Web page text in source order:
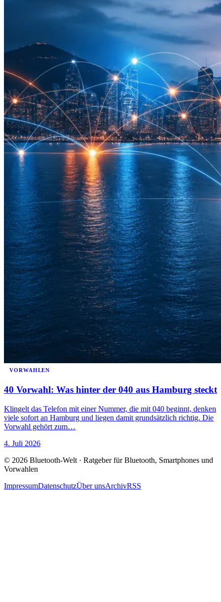
VORWAHLEN
40 Vorwahl: Was hinter der 040 aus Hamburg steckt
Klingelt das Telefon mit einer Nummer, die mit 040 beginnt, denken
viele sofort an Hamburg und liegen damit grundsätzlich richtig. Die
Vorwahl gehört zum…
4. Juli 2026
© 2026 Bluetooth-Welt · Ratgeber für Bluetooth, Smartphones und
Vorwahlen
ImpressumDatenschutzÜber unsArchivRSS